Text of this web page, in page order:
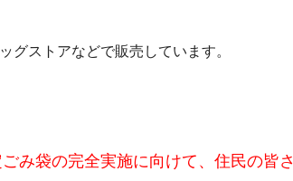
グストアなどで販売しています。
み袋の完全実施に向けて、住民の皆